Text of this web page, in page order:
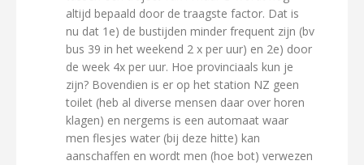
altijd bepaald door de traagste factor. Dat is
nu dat 1e) de bustijden minder frequent zijn (bv
bus 39 in het weekend 2 x per uur) en 2e) door
de week 4x per uur. Hoe provinciaals kun je
zijn? Bovendien is er op het station NZ geen
toilet (heb al diverse mensen daar over horen
klagen) en nergems is een automaat waar
men flesjes water (bij deze hitte) kan
aanschaffen en wordt men (hoe bot) verwezen